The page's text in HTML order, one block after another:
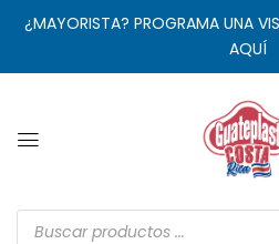
¿MAYORISTA? PROGRAMA UNA
AQUÍ